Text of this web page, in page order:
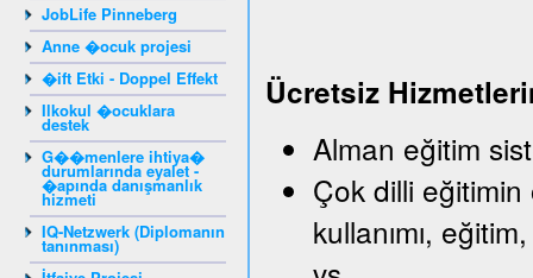
JobLife Pinneberg
Anne �ocuk projesi
�ift Etki - Doppel Effekt
Ilkokul �ocuklara
destek
G��menlere ihtiya�
durumlarında eyalet -
�apında danışmanlık
hizmeti
IQ-Netzwerk (Diplomanın
tanınması)
Ücretsiz
Alman eğitim
Çok dilli
kullanımı,